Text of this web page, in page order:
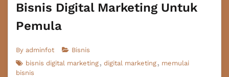
Bisnis Digital Marketing Untuk
Pemula
By adminfot
Bisnis
bisnis digital marketing
digital marketing
memulai
bisnis